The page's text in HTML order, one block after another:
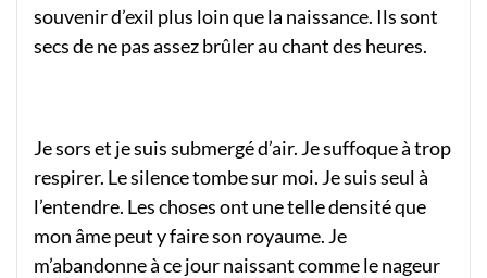
souvenir d’exil plus loin que la naissance. Ils sont
secs de ne pas assez brûler au chant des heures.
Je sors et je suis submergé d’air. Je suffoque à trop
respirer. Le silence tombe sur moi. Je suis seul à
l’entendre. Les choses ont une telle densité que
mon âme peut y faire son royaume. Je
m’abandonne à ce jour naissant comme le nageur